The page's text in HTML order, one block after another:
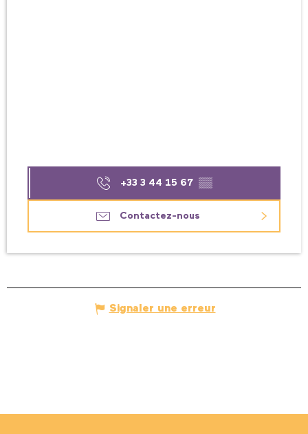
+33 3 44 15 67 ▒▒
Contactez-nous
Signaler une erreur